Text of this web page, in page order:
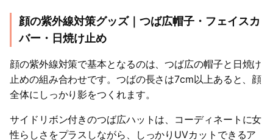
顔の紫外線対策グッズ｜つば広帽子・フェイスカ
バー・日焼け止め
顔の紫外線対策で基本となるのは、つば広の帽子と日焼け
止めの組み合わせです。つばの長さは7cm以上あると、顔
全体にしっかり影をつくれます。
サイドリボン付きのつば広ハットは、コーディネートに女
性らしさをプラスしながら、しっかりUVカットできるア